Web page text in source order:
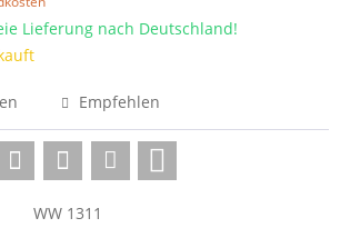
Lieferung nach Deutschland!
Empfehlen
WW 1311